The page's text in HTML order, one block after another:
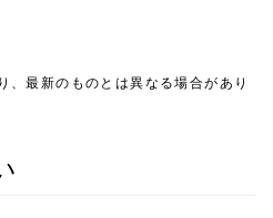
、最新のものとは異なる場合があり